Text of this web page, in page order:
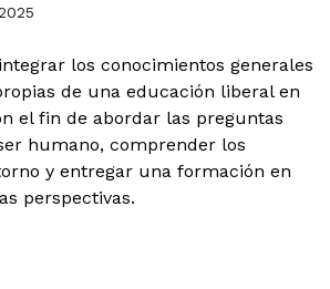
los conocimientos generales
de una educación liberal en
el fin de abordar las preguntas
humano, comprender los
y entregar una formación en
perspectivas.